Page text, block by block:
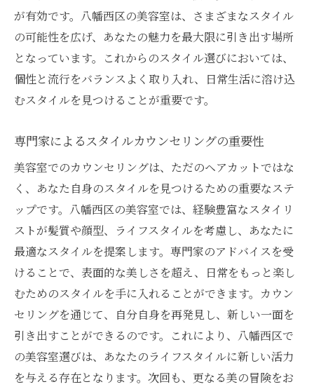
八幡西区での驚きの美容室体験談
美容室での満足度を高めるコツ
期待を超えるためのカウンセリング活用法
サロンでの特別なひとときを楽しむ
八幡西区の隠れた名店を見つける方法
が有効です。八幡西区の美容室は、さまざまなスタイル
の可能性を広げ、あなたの魅力を最大限に引き出す場所
となっています。これからのスタイル選びにおいては、
個性と流行をバランスよく取り入れ、日常生活に溶け込
むスタイルを見つけることが重要です。
専門家によるスタイルカウンセリングの重要性
美容室でのカウンセリングは、ただのヘアカットではな
く、あなた自身のスタイルを見つけるための重要なステ
ップです。八幡西区の美容室では、経験豊富なスタイリ
ストが髪質や顔型、ライフスタイルを考慮し、あなたに
最適なスタイルを提案します。専門家のアドバイスを受
けることで、表面的な美しさを超え、日常をもっと楽し
むためのスタイルを手に入れることができます。カウン
セリングを通じて、自分自身を再発見し、新しい一面を
引き出すことができるのです。これにより、八幡西区で
の美容室選びは、あなたのライフスタイルに新しい活力
を与える存在となります。次回も、更なる美の冒険をお